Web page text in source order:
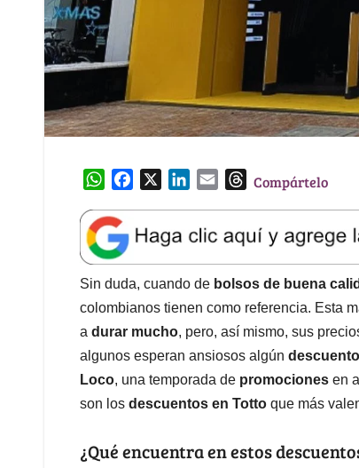
W
a
t
s
A
p
p
e
b
o
o
k
k
e
d
I
n
l
T
e
a
d
s
Compártelo
Sin duda, cuando de bolsos de buena
colombianos tienen como referencia. Esta
a durar mucho, pero, así mismo, sus
algunos esperan ansiosos algún descuento
Loco, una temporada de promociones en
son los descuentos en Totto que más
¿Qué encuentra en estos